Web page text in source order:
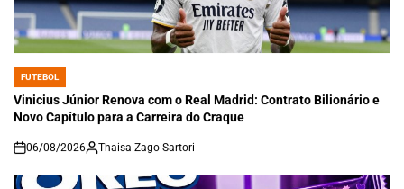
POSTED
IN
FUTEBOL
Vinicius Júnior Renova com o Real Madrid: Contrato Bilionário e
Novo Capítulo para a Carreira do Craque
on
06/08/2026 Thaisa Zago Sartori